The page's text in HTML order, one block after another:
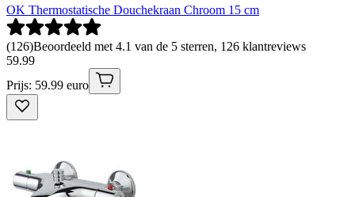
OK Thermostatische Douchekraan Chroom 15 cm
(126)Beoordeeld met 4.1 van de 5 sterren, 126 klantreviews
59.99
Prijs: 59.99 euro